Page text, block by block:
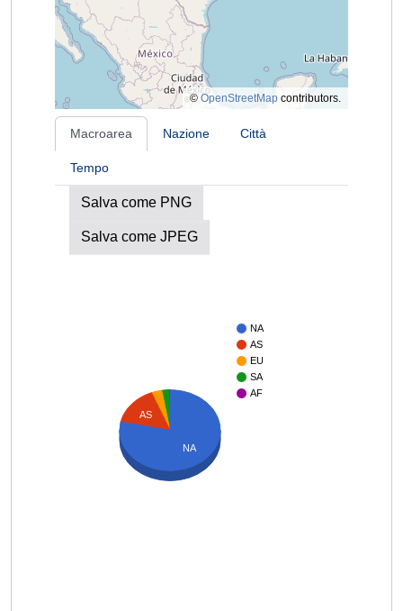
© OpenStreetMap contributors.
Macroarea Nazione Città
Tempo
Salva come PNG
Salva come JPEG
NA
AS
EU
SA
AF
AS
NA